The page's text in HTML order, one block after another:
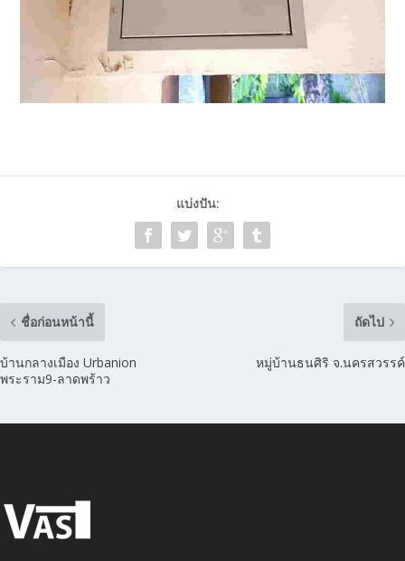
แบ่งปัน:
ชื่อก่อนหน้านี้
บ้านกลางเมือง Urbanion
พระราม9-ลาดพร้าว
ถัดไป
หมู่บ้านธนศิริ จ.นครสวรรค์